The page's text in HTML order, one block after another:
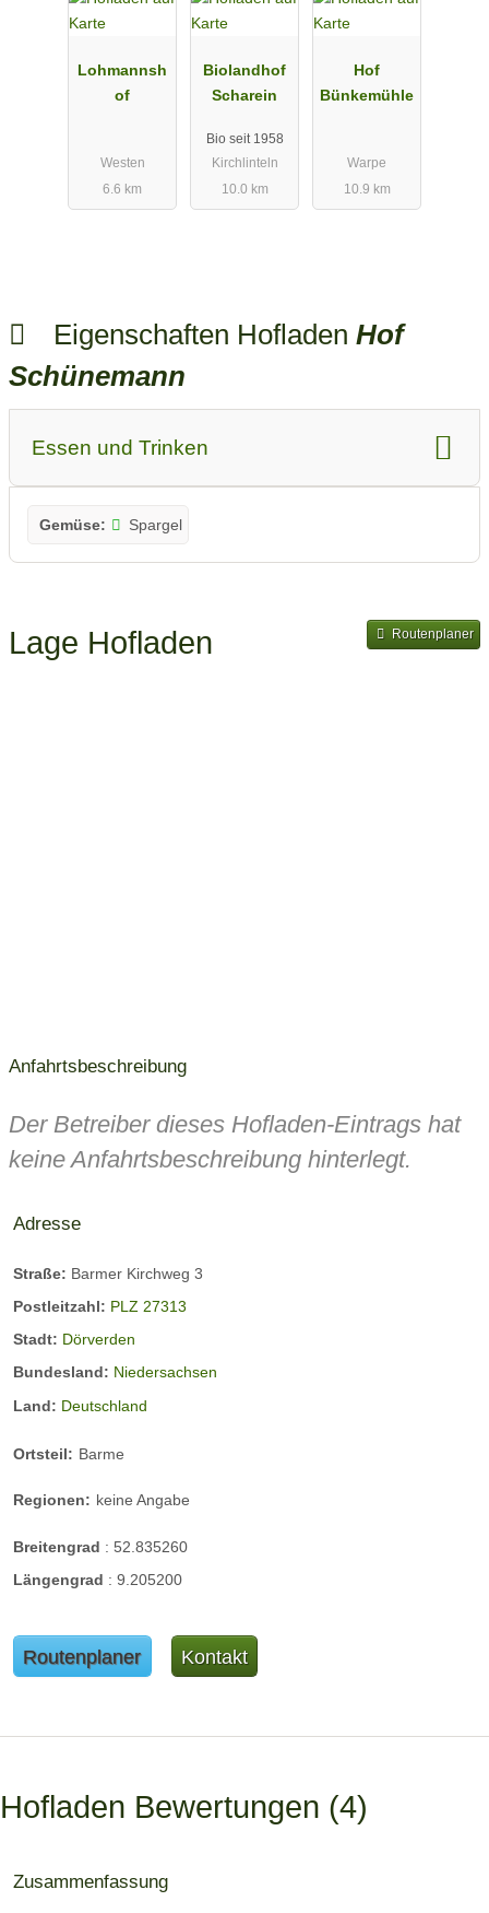
Lohmannsh
of
Westen
6.6 km
Biolandhof
Scharein
Bio seit 1958
Kirchlinteln
10.0 km
Hof
Bünkemühle
Warpe
10.9 km
Eigenschaften Hofladen Hof
Schünemann
Essen und Trinken
Gemüse: Spargel
Lage Hofladen Routenplaner
Anfahrtsbeschreibung
Der Betreiber dieses Hofladen-Eintrags hat
keine Anfahrtsbeschreibung hinterlegt.
Adresse
Straße: Barmer Kirchweg 3
Postleitzahl: PLZ 27313
Stadt: Dörverden
Bundesland: Niedersachsen
Land: Deutschland
Ortsteil: Barme
Regionen: keine Angabe
Breitengrad : 52.835260
Längengrad : 9.205200
Routenplaner Kontakt
Hofladen Bewertungen 4
Zusammenfassung